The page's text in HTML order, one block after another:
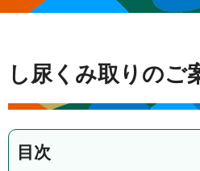
し尿くみ取りのご
目次